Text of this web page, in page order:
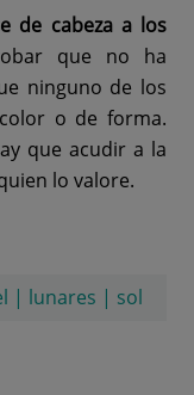
de cabeza a los
que no ha
ninguno de los
o de forma.
que acudir a la
lo valore.
| lunares | sol